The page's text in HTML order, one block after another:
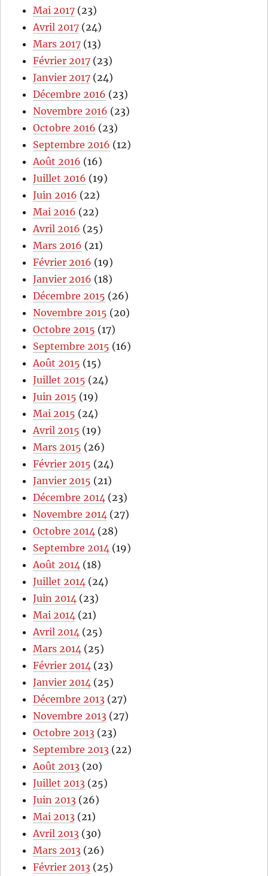
Mai 2017 (23)
Avril 2017 (24)
Mars 2017 (13)
Février 2017 (23)
Janvier 2017 (24)
Décembre 2016 (23)
Novembre 2016 (23)
Octobre 2016 (23)
Septembre 2016 (12)
Août 2016 (16)
Juillet 2016 (19)
Juin 2016 (22)
Mai 2016 (22)
Avril 2016 (25)
Mars 2016 (21)
Février 2016 (19)
Janvier 2016 (18)
Décembre 2015 (26)
Novembre 2015 (20)
Octobre 2015 (17)
Septembre 2015 (16)
Août 2015 (15)
Juillet 2015 (24)
Juin 2015 (19)
Mai 2015 (24)
Avril 2015 (19)
Mars 2015 (26)
Février 2015 (24)
Janvier 2015 (21)
Décembre 2014 (23)
Novembre 2014 (27)
Octobre 2014 (28)
Septembre 2014 (19)
Août 2014 (18)
Juillet 2014 (24)
Juin 2014 (23)
Mai 2014 (21)
Avril 2014 (25)
Mars 2014 (25)
Février 2014 (23)
Janvier 2014 (25)
Décembre 2013 (27)
Novembre 2013 (27)
Octobre 2013 (23)
Septembre 2013 (22)
Août 2013 (20)
Juillet 2013 (25)
Juin 2013 (26)
Mai 2013 (21)
Avril 2013 (30)
Mars 2013 (26)
Février 2013 (25)